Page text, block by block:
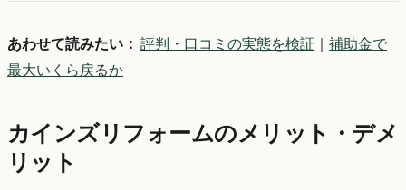
あわせて読みたい： 評判・口コミの実態を検証 ｜ 補助金で
最大いくら戻るか
カインズリフォームのメリット・デメ
リット